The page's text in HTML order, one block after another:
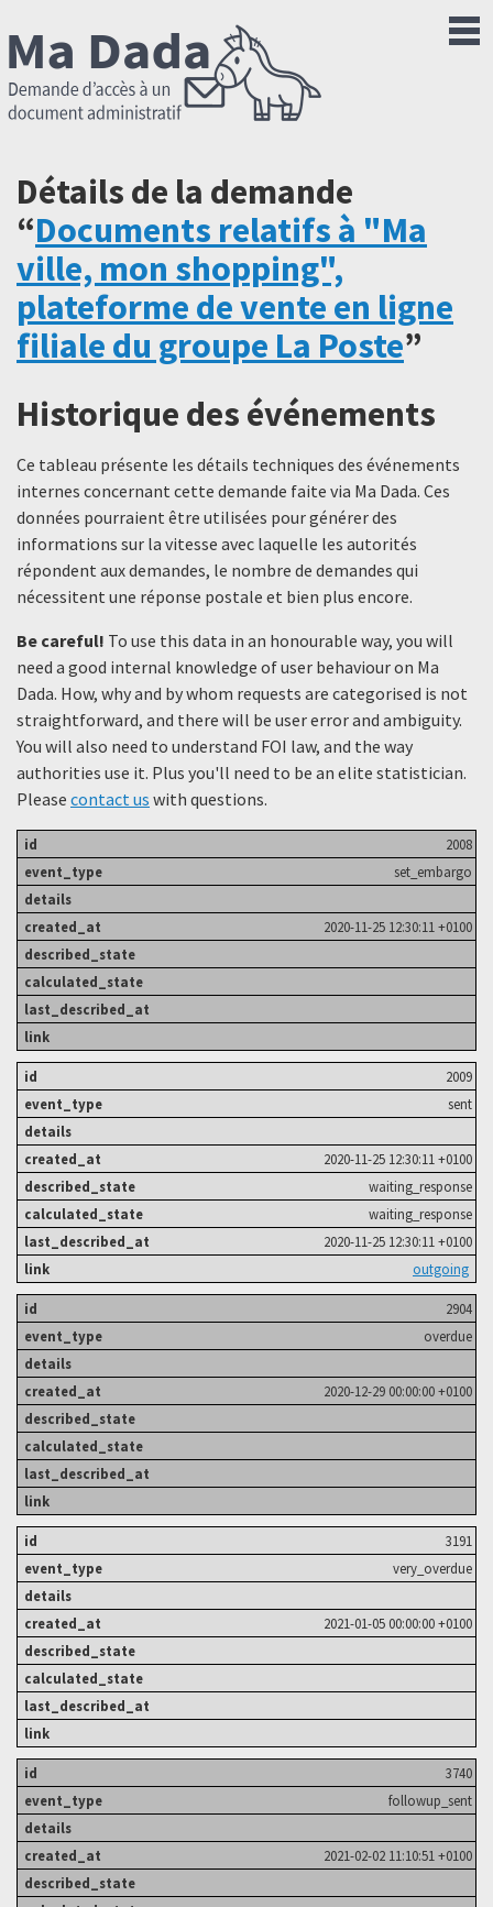
Détails de la demande
“Documents relatifs à "Ma
ville, mon shopping",
plateforme de vente en ligne
filiale du groupe La Poste”
Historique des événements
Ce tableau présente les détails techniques des événements
internes concernant cette demande faite via Ma Dada. Ces
données pourraient être utilisées pour générer des
informations sur la vitesse avec laquelle les autorités
répondent aux demandes, le nombre de demandes qui
nécessitent une réponse postale et bien plus encore.
Be careful! To use this data in an honourable way, you will
need a good internal knowledge of user behaviour on Ma
Dada. How, why and by whom requests are categorised is not
straightforward, and there will be user error and ambiguity.
You will also need to understand FOI law, and the way
authorities use it. Plus you'll need to be an elite statistician.
Please contact us with questions.
2008
set_embargo
2020-11-25 12:30:11 +0100
2009
sent
2020-11-25 12:30:11 +0100
waiting_response
waiting_response
2020-11-25 12:30:11 +0100
outgoing
2904
overdue
2020-12-29 00:00:00 +0100
3191
very_overdue
2021-01-05 00:00:00 +0100
3740
followup_sent
2021-02-02 11:10:51 +0100